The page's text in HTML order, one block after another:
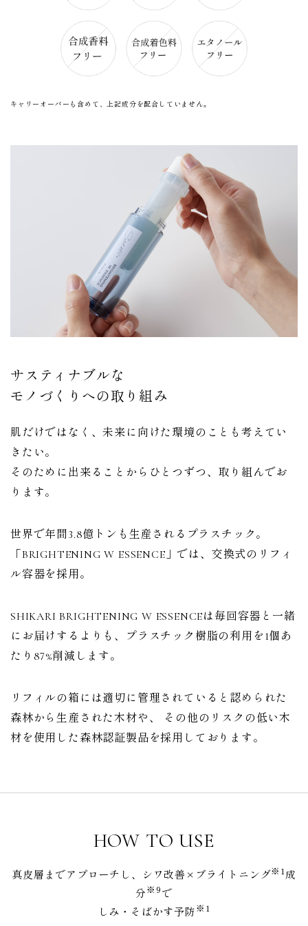
キャリーオーバーも含めて、上記成分を配合していません。
サスティナブルな
モノづくりへの取り組み
肌だけではなく、未来に向けた環境のことも考えてい
きたい。
そのために出来ることからひとつずつ、取り組んでお
ります。
世界で年間3.8億トンも生産されるプラスチック。
「BRIGHTENING W ESSENCE」では、交換式のリフィ
ル容器を採用。
SHIKARI BRIGHTENING W ESSENCEは毎回容器と一緒
にお届けするよりも、プラスチック樹脂の利用を1個あ
たり87%削減します。
リフィルの箱には適切に管理されていると認められた
森林から生産された木材や、 その他のリスクの低い木
材を使用した森林認証製品を採用しております。
HOW TO USE
真皮層までアプローチし、シワ改善×ブライトニング※1 成
分※9で
しみ・そばかす予防※1